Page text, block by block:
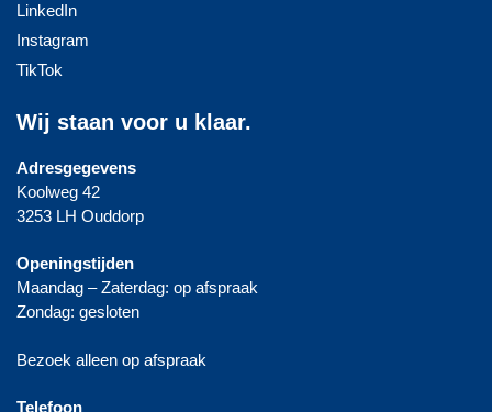
LinkedIn
Instagram
TikTok
Wij staan voor u klaar.
Adresgegevens
Koolweg 42
3253 LH Ouddorp
Openingstijden
Maandag – Zaterdag: op afspraak
Zondag: gesloten
Bezoek alleen op afspraak
Telefoon